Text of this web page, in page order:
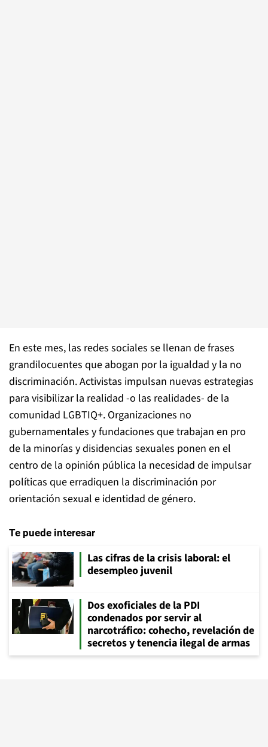
En este mes, las redes sociales se llenan de frases
grandilocuentes que abogan por la igualdad y la no
discriminación. Activistas impulsan nuevas estrategias
para visibilizar la realidad -o las realidades- de la
comunidad LGBTIQ+. Organizaciones no
gubernamentales y fundaciones que trabajan en pro
de la minorías y disidencias sexuales ponen en el
centro de la opinión pública la necesidad de impulsar
políticas que erradiquen la discriminación por
orientación sexual e identidad de género.
Te puede interesar
Las cifras de la crisis laboral: el
desempleo juvenil
Dos exoficiales de la PDI
condenados por servir al
narcotráfico: cohecho, revelación de
secretos y tenencia ilegal de armas